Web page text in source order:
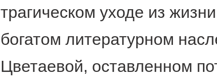
трагическом уходе из
богатом литературном
Цветаевой, оставленном